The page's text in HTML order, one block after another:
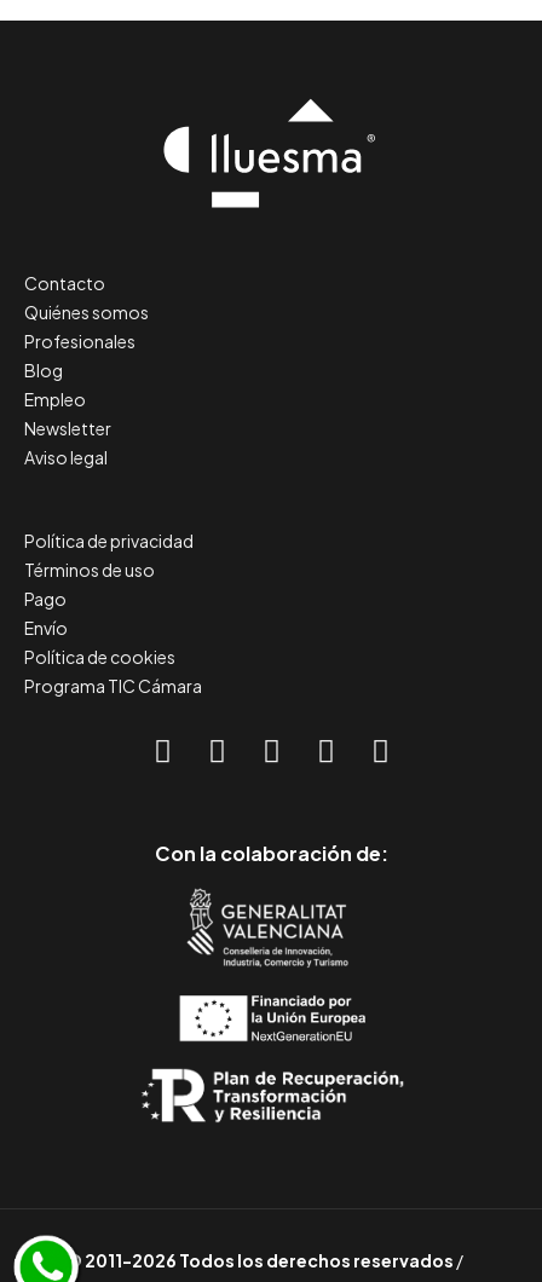
Contacto
Quiénes somos
Profesionales
Blog
Empleo
Newsletter
Aviso legal
Política de privacidad
Términos de uso
Pago
Envío
Política de cookies
Programa TIC Cámara
Con la colaboración de:
© 2011-2026 Todos los derechos reservados /